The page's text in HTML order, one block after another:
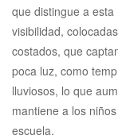
que distingue a
visibilidad,
costados, que
poca luz, como
lluviosos, lo que
mantiene a los
escuela.